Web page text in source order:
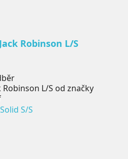
Robinson L/S
Robinson L/S od značky